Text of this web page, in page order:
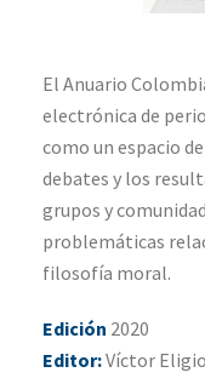
El Anuario
electrónica de
como un espacio
debates y los
grupos y
problemáticas
filosofía moral.
Edición 2020
Editor:Víctor